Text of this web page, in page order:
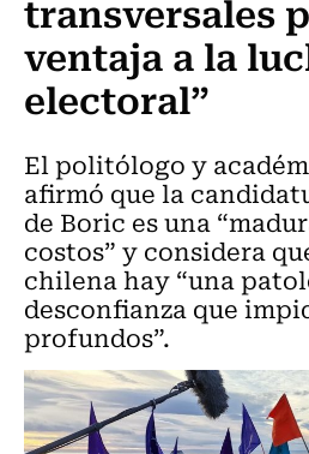
transversales
ventaja a la
electoral”
El politólogo y
afirmó que la
de Boric es una
costos” y considera
chilena hay “una
desconfianza que
profundos”.